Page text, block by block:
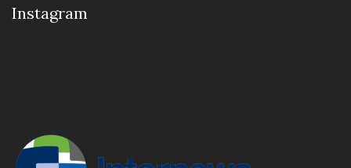
Instagram